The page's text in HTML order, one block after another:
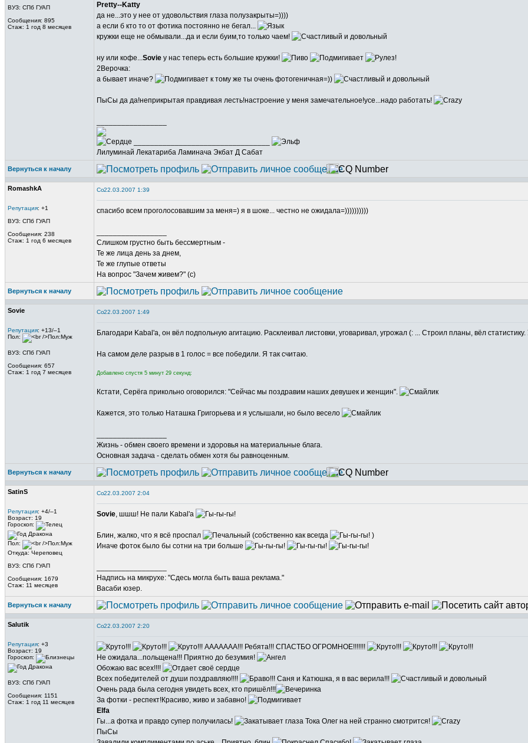
ВУЗ: СПб ГУАП
Сообщения: 895
Стаж: 1 год 8 месяцев
Pretty--Katty
да не...это у нее от удовольствия глаза полузакрыты=))))
а если б кто то от фотика постоянно не бегал...
кружки еще не обмывали...да и если буим,то только чаем!
ну или кофе...Sovie у нас теперь есть большие кружки!
2Верочка:
а бывает иначе?
к тому же ты очень фотогеничная=))
ПыСы да да!неприкрытая правдивая лесть!настроение у меня замечательное!усе...надо работать!
Лилуминай Лекатариба Ламинача Экбат Д Сабат
Вернуться к началу
RomashkA
Репутация: +1
ВУЗ: СПб ГУАП
Сообщения: 238
Стаж: 1 год 6 месяцев
22.03.2007 1:39
спасибо всем проголосовавшим за меня=) я в шоке... честно не ожидала=))))))))))
Слишком грустно быть бессмертным -
Те же лица день за днем,
Те же глупые ответы
На вопрос "Зачем живем?" (с)
Вернуться к началу
Sovie
Репутация: +13/–1
Пол:
ВУЗ: СПб ГУАП
Сообщения: 657
Стаж: 1 год 7 месяцев
22.03.2007 1:49
Благодари Kabal'a, он вёл подпольную агитацию. Расклеивал листовки, уговаривал, угрожал (: ... Строил планы, вёл статистику.
На самом деле разрыв в 1 голос = все победили. Я так считаю.
Добавлено спустя 5 минут 29 секунд:
Кстати, Серёга прикольно оговорился: "Сейчас мы поздравим наших девушек и женщин".
Кажется, это только Наташка Григорьева и я услышали, но было весело
Жизнь - обмен своего времени и здоровья на материальные блага.
Основная задача - сделать обмен хотя бы равноценным.
Вернуться к началу
SatinS
Репутация: +4/–1
Возраст: 19
Гороскоп:
Пол:
Откуда: Череповец
ВУЗ: СПб ГУАП
Сообщения: 1679
Стаж: 11 месяцев
22.03.2007 2:04
Sovie, шшш! Не пали Kabal'a
Блин, жалко, что я всё проспал (собственно как всегда
)
Иначе фоток было бы сотни на три больше
Надпись на микрухе: "Сдесь могла быть ваша реклама."
Васаби юзер.
Вернуться к началу
Salutik
Репутация: +3
Возраст: 19
Гороскоп:
ВУЗ: СПб ГУАП
Сообщения: 1151
Стаж: 1 год 11 месяцев
22.03.2007 2:20
ААААААА!!! Ребята!!! СПАСТБО ОГРОМНОЕ!!!!!!!
Не ожидала...польщена!!! Приятно до безумия!
Обожаю вас всех!!!!
Всех победителей от души поздравляю!!!!
Саня и Катюшка, я в вас верила!!!
Очень рада была сегодня увидеть всех, кто пришёл!!!
За фотки - респект!Красиво, живо и забавно!
Elfa
Гы...а фотка и правдо супер получилась!
Тока Олег на ней странно смотрится!
ПыСы